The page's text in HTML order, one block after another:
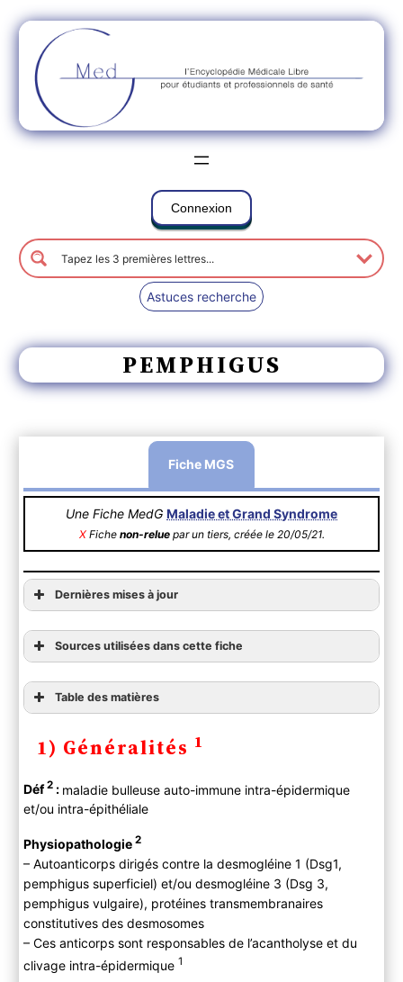
Connexion
Astuces recherche
PEMPHIGUS
Fiche MGS
Une Fiche MedG Maladie et Grand Syndrome
XFiche non-reluepar un tiers, créée le 20/05/21.
Dernières mises à jour
Sources utilisées dans cette fiche
Table des matières
2) Diagnostic
Anamnèse
Examen physique
B ) Paraclinique
C ) Diagnostic différentiel
3) Evolution
4) PEC
A ) Bilan initial
B ) Traitement
Pemphigus peu sévères
1) Généralités 1
Déf2: maladie bulleuse auto-immune intra-épidermique
et/ou intra-épithéliale
Physiopathologie 2
– Autoanticorps dirigés contre la desmogléine 1 (Dsg1,
pemphigus superficiel) et/ou desmogléine 3 (Dsg 3,
pemphigus vulgaire), protéines transmembranaires
constitutives des desmosomes
– Ces anticorps sont responsables de l’acantholyse et du
clivage intra-épidermique 1